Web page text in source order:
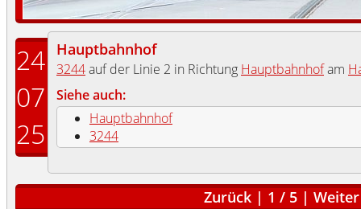
24
07
25
Hauptbahnhof
3244auf der Linie 2 in Richtung Hauptbahnhofam
Siehe auch:
Hauptbahnhof
3244
Zurück | 1 / 5 | Weiter